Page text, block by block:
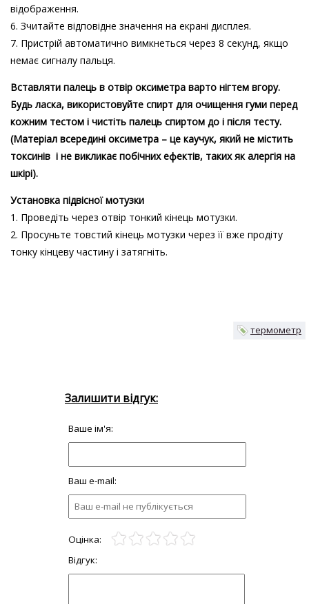
відображення.
6. Зчитайте відповідне значення на екрані дисплея.
7. Пристрій автоматично вимкнеться через 8 секунд, якщо
немає сигналу пальця.
Вставляти палець в отвір оксиметра варто нігтем вгору.
Будь ласка, використовуйте спирт для очищення гуми перед
кожним тестом і чистіть палець спиртом до і після тесту.
(Матеріал всередині оксиметра – це каучук, який не містить
токсинів і не викликає побічних ефектів, таких як алергія на
шкірі).
Установка підвісної мотузки
1. Проведіть через отвір тонкий кінець мотузки.
2. Просуньте товстий кінець мотузки через її вже продіту
тонку кінцеву частину і затягніть.
термометр